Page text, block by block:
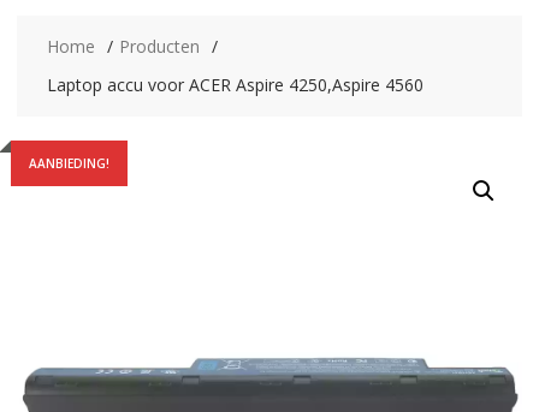
Home
Producten
Laptop accu voor ACER Aspire 4250,Aspire 4560
AANBIEDING!